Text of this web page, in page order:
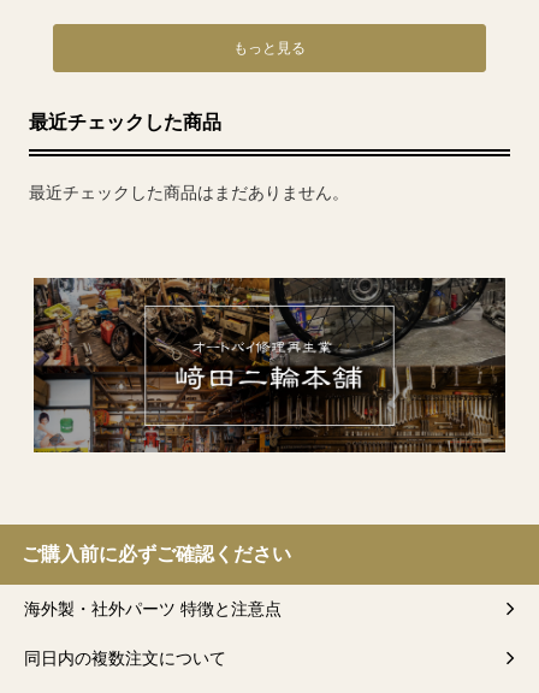
もっと見る
最近チェックした商品
最近チェックした商品はまだありません。
ご購入前に必ずご確認ください
海外製・社外パーツ 特徴と注意点
同日内の複数注文について